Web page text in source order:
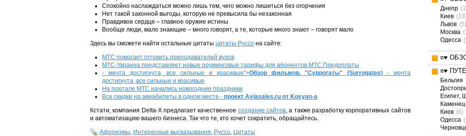
Спокойно наслаждаться можно лишь тем, чего можно лишиться без огорчения
Нет такой законной выгоды, которую не превысила бы незаконная
Правдивое сердце – главное оружие истины
Вообще люди, мало знающие – много говорят, а те, которые много знают – говорят мало
Здесь вы сможете найти остальные цитаты цитаты Руссо на сайте:
МТС помогает готовить преподавателей вузов
МТС-Украина представляет новые роуминговые тарифы для абонентов МТС Предоплаты
- мечта достигнута, все сильные и красивые">Обзор фильмов. "Суррогаты" (Surrogates)- мечта
достигнута, все сильные и красивые
На портале МТС начались новогодние праздники
Все скидки на авиабилеты в одном месте - проект Aviasales.ru от Kosyan-а
Кстати, компания Delta-X предлагает качественное создание сайтов , а также разработку корпоративных сайтов
и автоматизацию вашего бизнеса. Так что те, кто хочет сократить, обращайтесь.
Афоризмы Интересные высказывания Руссо Цитаты
Днепр
Киев (18)
Львов (5)
Москва
Одесса
¤♥
¤♥
Бельгия
Египет,
Киев (6)
Одесса